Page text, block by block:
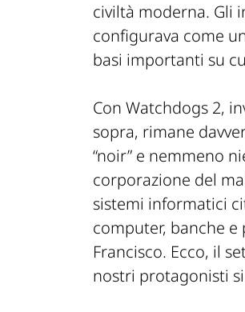
civiltà moderna. Gli
configurava come
basi importanti su
Con Watchdogs 2,
sopra, rimane
“noir” e nemmeno
corporazione del
sistemi informatici
computer, banche
Francisco. Ecco, il
nostri protagonisti